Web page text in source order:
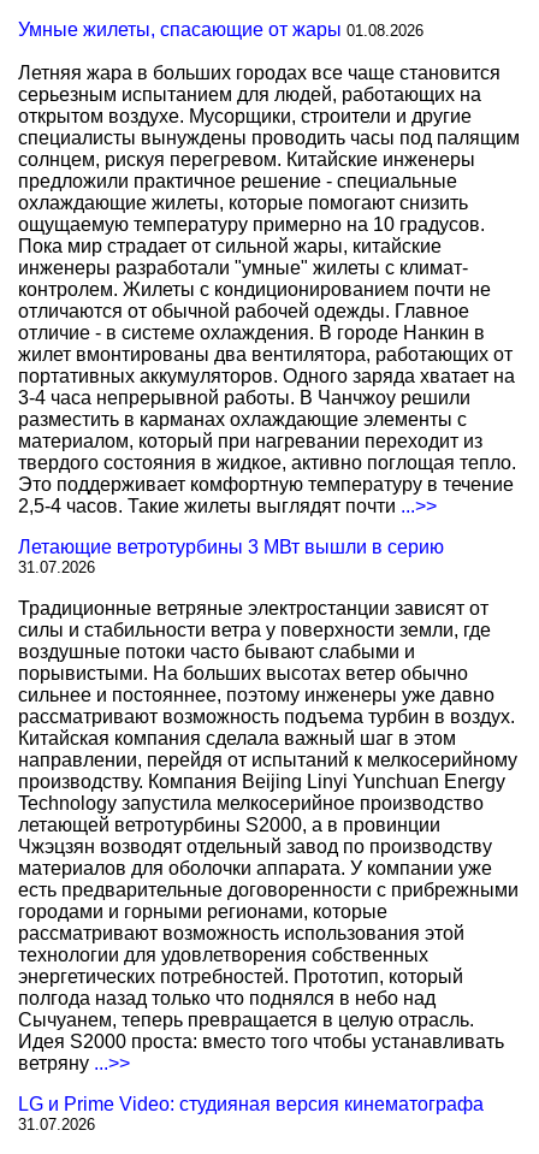
Умные жилеты, спасающие от жары 01.08.2026
Летняя жара в больших городах все чаще становится
серьезным испытанием для людей, работающих на
открытом воздухе. Мусорщики, строители и другие
специалисты вынуждены проводить часы под палящим
солнцем, рискуя перегревом. Китайские инженеры
предложили практичное решение - специальные
охлаждающие жилеты, которые помогают снизить
ощущаемую температуру примерно на 10 градусов.
Пока мир страдает от сильной жары, китайские
инженеры разработали "умные" жилеты с климат-
контролем. Жилеты с кондиционированием почти не
отличаются от обычной рабочей одежды. Главное
отличие - в системе охлаждения. В городе Нанкин в
жилет вмонтированы два вентилятора, работающих от
портативных аккумуляторов. Одного заряда хватает на
3-4 часа непрерывной работы. В Чанчжоу решили
разместить в карманах охлаждающие элементы с
материалом, который при нагревании переходит из
твердого состояния в жидкое, активно поглощая тепло.
Это поддерживает комфортную температуру в течение
2,5-4 часов. Такие жилеты выглядят почти ...>>
Летающие ветротурбины 3 МВт вышли в серию
31.07.2026
Традиционные ветряные электростанции зависят от
силы и стабильности ветра у поверхности земли, где
воздушные потоки часто бывают слабыми и
порывистыми. На больших высотах ветер обычно
сильнее и постояннее, поэтому инженеры уже давно
рассматривают возможность подъема турбин в воздух.
Китайская компания сделала важный шаг в этом
направлении, перейдя от испытаний к мелкосерийному
производству. Компания Beijing Linyi Yunchuan Energy
Technology запустила мелкосерийное производство
летающей ветротурбины S2000, а в провинции
Чжэцзян возводят отдельный завод по производству
материалов для оболочки аппарата. У компании уже
есть предварительные договоренности с прибрежными
городами и горными регионами, которые
рассматривают возможность использования этой
технологии для удовлетворения собственных
энергетических потребностей. Прототип, который
полгода назад только что поднялся в небо над
Сычуанем, теперь превращается в целую отрасль.
Идея S2000 проста: вместо того чтобы устанавливать
ветряну ...>>
LG и Prime Video: студияная версия кинематографа
31.07.2026